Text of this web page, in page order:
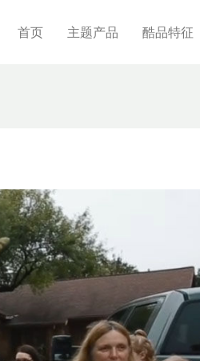
首页 主题产品 酷品特征